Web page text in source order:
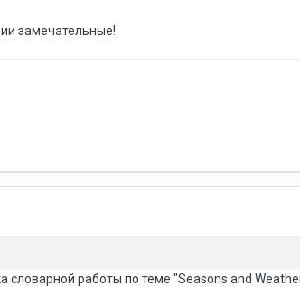
замечательные!
работы по теме "Seasons and